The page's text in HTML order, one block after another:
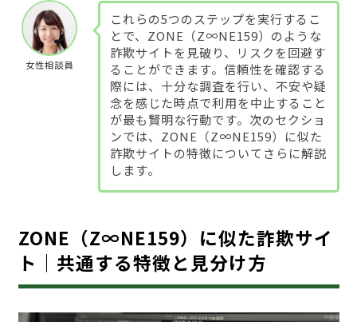
女性相談員
これらの5つのステップを実行するこ
とで、ZONE（Z∞NE159）のような
詐欺サイトを見破り、リスクを回避す
ることができます。信頼性を確認する
際には、十分な調査を行い、不安や疑
念を感じた時点で利用を中止すること
が最も賢明な行動です。次のセクショ
ンでは、ZONE（Z∞NE159）に似た
詐欺サイトの特徴についてさらに解説
します。
ZONE（Z∞NE159）に似た詐欺サイ
ト｜共通する特徴と見分け方